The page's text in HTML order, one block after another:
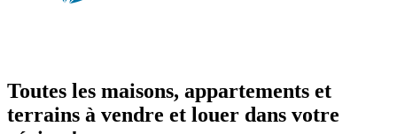
Toutes les maisons, appartements et
terrains à vendre et louer dans votre